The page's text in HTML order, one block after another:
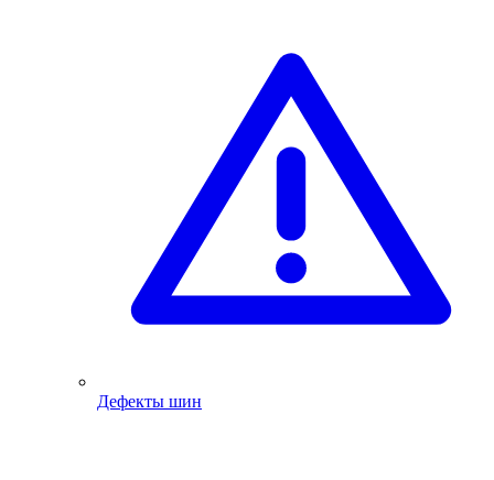
Дефекты шин